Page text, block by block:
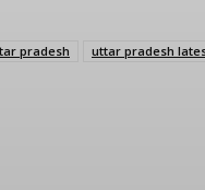
pradesh uttar pradesh